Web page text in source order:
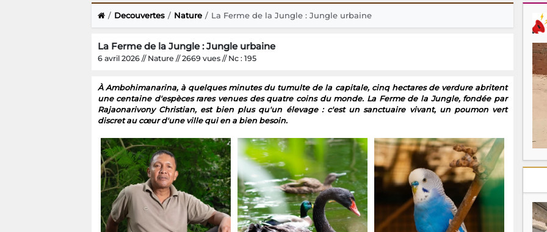
Decouvertes Nature La Ferme de la Jungle : Jungle urbaine
La Ferme de la Jungle : Jungle urbaine
6 avril 2026 // Nature // 2669 vues // Nc : 195
À Ambohimanarina, à quelques minutes du tumulte de la capitale, cinq hectares de verdure abritent
une centaine d'espèces rares venues des quatre coins du monde. La Ferme de la Jungle, fondée par
Rajaonarivony Christian, est bien plus qu'un élevage : c'est un sanctuaire vivant, un poumon vert
discret au cœur d'une ville qui en a bien besoin.